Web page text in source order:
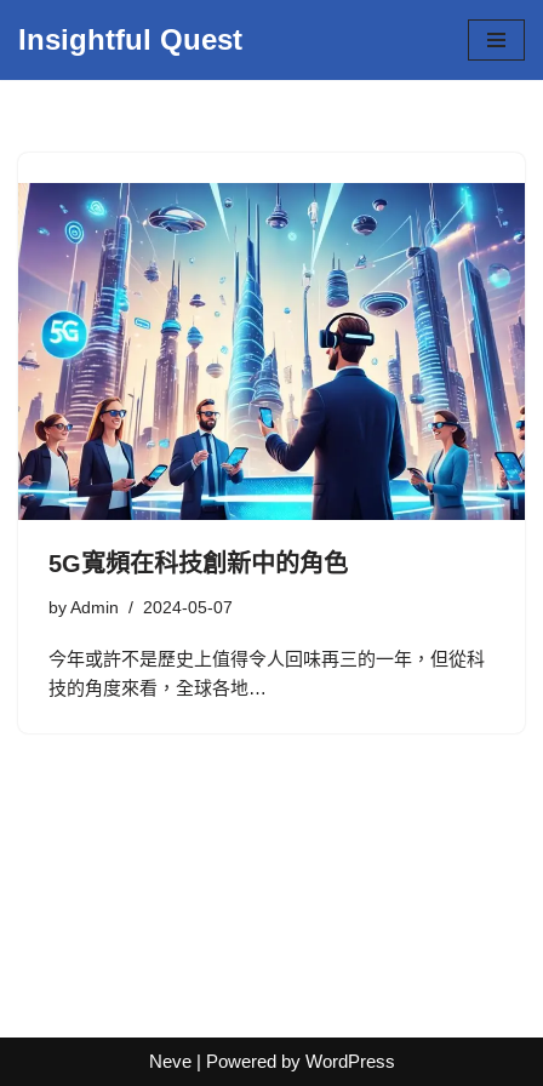
Insightful Quest
5G寬頻在科技創新中的角色
by Admin 2024-05-07
今年或許不是歷史上值得令人回味再三的一年，但從科
技的角度來看，全球各地…
Neve| Powered by WordPress